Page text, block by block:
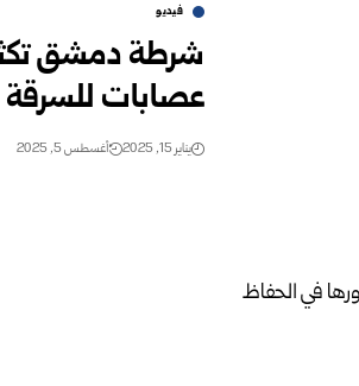
فيديو
شرطة دمشق
عصابات للسرقة
يناير 15, 2025 أغسطس 5, 2025